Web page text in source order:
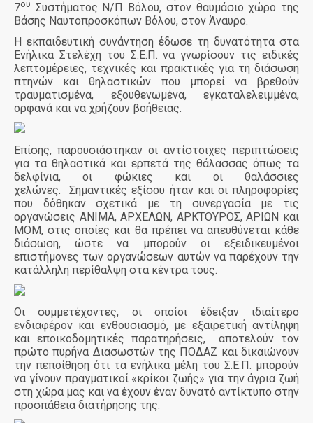
7ου Συστήματος Ν/Π Βόλου, στον θαυμάσιο χώρο της
Βάσης Ναυτοπροσκόπων Βόλου, στον Άναυρο.
Η εκπαιδευτική συνάντηση έδωσε τη δυνατότητα στα
Ενήλικα Στελέχη του Σ.Ε.Π. να γνωρίσουν τις ειδικές
λεπτομέρειες, τεχνικές και πρακτικές για τη διάσωση
πτηνών και θηλαστικών που μπορεί να βρεθούν
τραυματισμένα, εξουθενωμένα, εγκαταλελειμμένα,
ορφανά και να χρήζουν βοήθειας.
Επίσης, παρουσιάστηκαν οι αντίστοιχες περιπτώσεις
για τα θηλαστικά και ερπετά της θάλασσας όπως τα
δελφίνια, οι φώκιες και οι θαλάσσιες
χελώνες.
Σημαντικές εξίσου ήταν και οι πληροφορίες
που δόθηκαν σχετικά με τη συνεργασία με τις
οργανώσεις ΑΝΙΜΑ, ΑΡΧΕΛΩΝ, ΑΡΚΤΟΥΡΟΣ, ΑΡΙΩΝ και
ΜΟΜ, στις οποίες και θα πρέπει να απευθύνεται κάθε
διάσωση, ώστε να μπορούν οι εξειδικευμένοι
επιστήμονες των οργανώσεων αυτών να παρέχουν την
κατάλληλη περίθαλψη στα κέντρα τους.
Οι συμμετέχοντες, οι οποίοι έδειξαν ιδιαίτερο
ενδιαφέρον και ενθουσιασμό, με εξαιρετική αντίληψη
και εποικοδομητικές παρατηρήσεις,
αποτελούν τον
πρώτο πυρήνα Διασωστών της ΠΟΔΑΖ και δικαιώνουν
την πεποίθηση ότι τα ενήλικα μέλη του Σ.Ε.Π. μπορούν
να γίνουν πραγματικοί «κρίκοι ζωής» για την άγρια ζωή
στη χώρα μας και να έχουν έναν δυνατό αντίκτυπο στην
προσπάθεια διατήρησης της.